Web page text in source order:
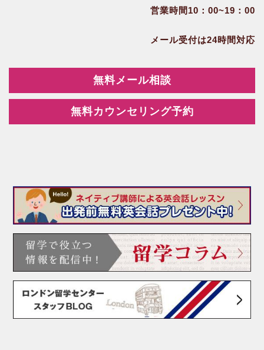
営業時間10：00~19：00
メール受付は24時間対応
無料メール相談
無料カウンセリング予約